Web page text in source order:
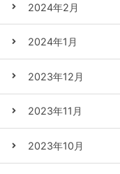
2024年2月
2024年1月
2023年12月
2023年11月
2023年10月